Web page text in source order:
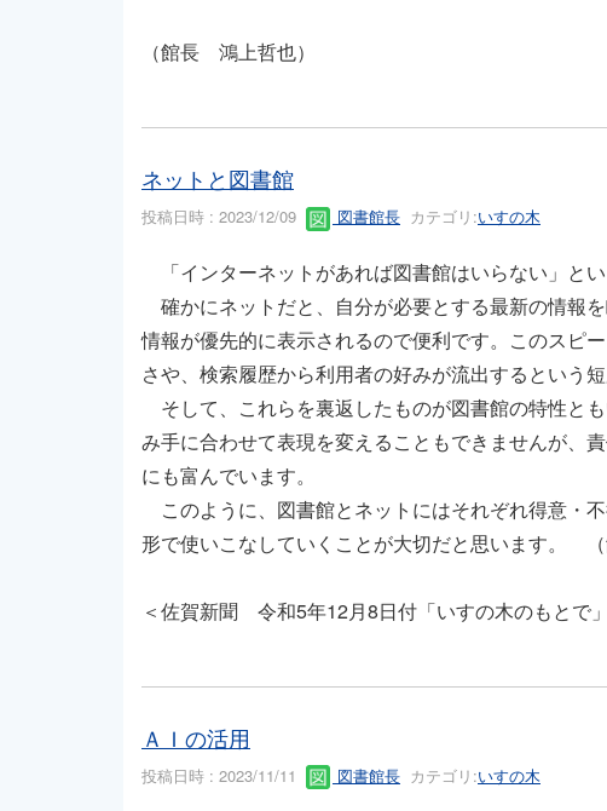
（館長 鴻上哲也）
ネットと図書館
投稿日時 : 2023/12/09 図書館長 カテゴリ:いすの木
「インターネットがあれば図書館はいらない」と
確かにネットだと、自分が必要とする最新の情報
情報が優先的に表示されるので便利です。このスピ
さや、検索履歴から利用者の好みが流出するという短
そして、これらを裏返したものが図書館の特性と
み手に合わせて表現を変えることもできませんが、
にも富んでいます。
このように、図書館とネットにはそれぞれ得意・
形で使いこなしていくことが大切だと思います。
＜佐賀新聞 令和5年12月8日付「いすの木のもとで
ＡＩの活用
投稿日時 : 2023/11/11 図書館長 カテゴリ:いすの木